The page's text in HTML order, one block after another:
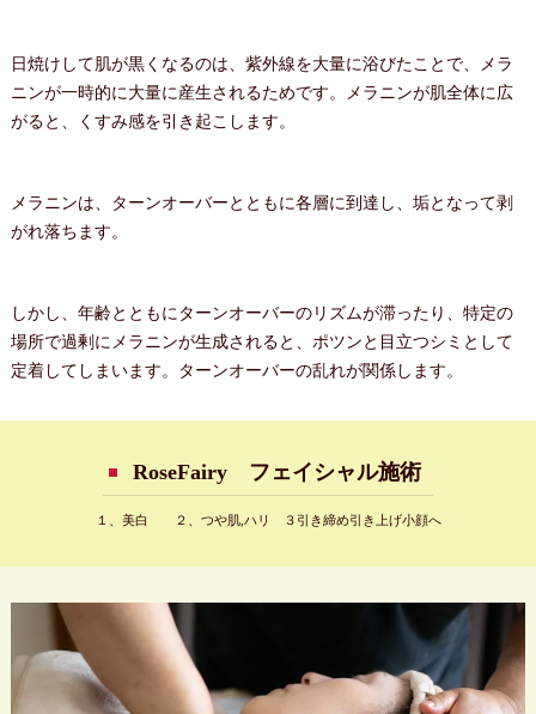
日焼けして肌が黒くなるのは、紫外線を大量に浴びたことで、メラ
ニンが一時的に大量に産生されるためです。メラニンが肌全体に広
がると、くすみ感を引き起こします。
メラニンは、ターンオーバーとともに各層に到達し、垢となって剥
がれ落ちます。
しかし、年齢とともにターンオーバーのリズムが滞ったり、特定の
場所で過剰にメラニンが生成されると、ポツンと目立つシミとして
定着してしまいます。ターンオーバーの乱れが関係します。
RoseFairy フェイシャル施術
１、美白 ２、つや肌,ハリ ３引き締め引き上げ小顔へ